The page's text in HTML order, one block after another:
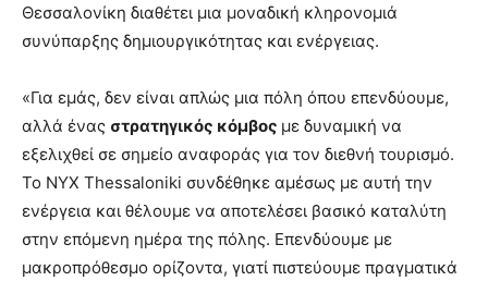
Θεσσαλονίκη διαθέτει μια μοναδική κληρονομιά
συνύπαρξης δημιουργικότητας και ενέργειας.
«Για εμάς, δεν είναι απλώς μια πόλη όπου επενδύουμε,
αλλά ένας στρατηγικός κόμβος με δυναμική να
εξελιχθεί σε σημείο αναφοράς για τον διεθνή τουρισμό.
Το NYX Thessaloniki συνδέθηκε αμέσως με αυτή την
ενέργεια και θέλουμε να αποτελέσει βασικό καταλύτη
στην επόμενη ημέρα της πόλης. Επενδύουμε με
μακροπρόθεσμο ορίζοντα, γιατί πιστεύουμε πραγματικά